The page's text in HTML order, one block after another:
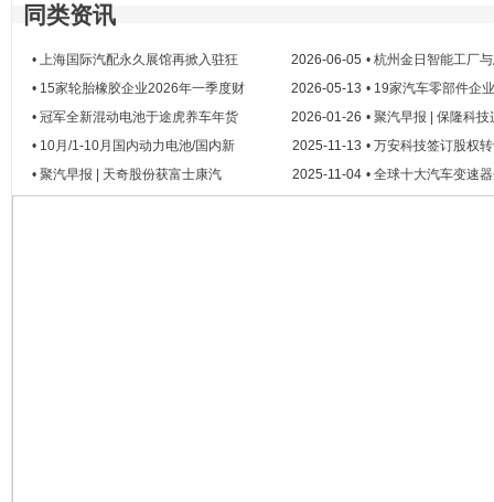
同类资讯
2026-06-05
• 上海国际汽配永久展馆再掀入驻狂
• 杭州金日智能工厂
2026-05-13
• 15家轮胎橡胶企业2026年一季度财
• 19家汽车零部件企
2026-01-26
• 冠军全新混动电池于途虎养车年货
• 聚汽早报 | 保隆科
2025-11-13
• 10月/1-10月国内动力电池/国内新
• 万安科技签订股权
2025-11-04
• 聚汽早报 | 天奇股份获富士康汽 • 全球十大汽车变速